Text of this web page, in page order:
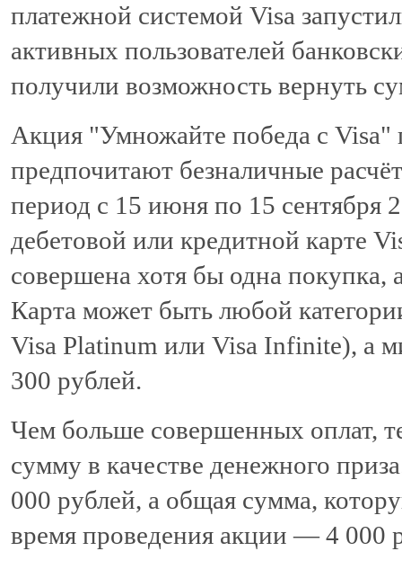
платежной системой Visa
активных пользователей
получили возможность вернуть
Акция "Умножайте победа с Visa"
предпочитают безналичные
период с 15 июня по 15 сентября
дебетовой или кредитной карте
совершена хотя бы одна покупка,
Карта может быть любой
Visa Platinum или Visa Infinite), а
300 рублей.
Чем больше совершенных оплат,
сумму в качестве денежного
000 рублей, а общая сумма,
время проведения акции — 4 000